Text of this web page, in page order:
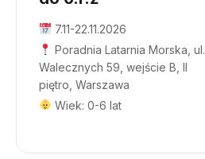
7.11-22.11.2026
Poradnia Latarnia Morska, ul.
Walecznych 59, wejście B, II
piętro, Warszawa
Wiek: 0-6 lat